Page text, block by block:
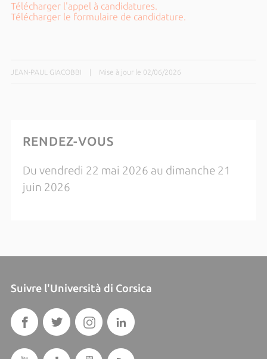
Télécharger l'appel à candidatures.
Télécharger le formulaire de candidature.
JEAN-PAUL GIACOBBI Mise à jour le 02/06/2026
RENDEZ-VOUS
Du vendredi 22 mai 2026 au dimanche 21
juin 2026
Suivre l'Università di Corsica